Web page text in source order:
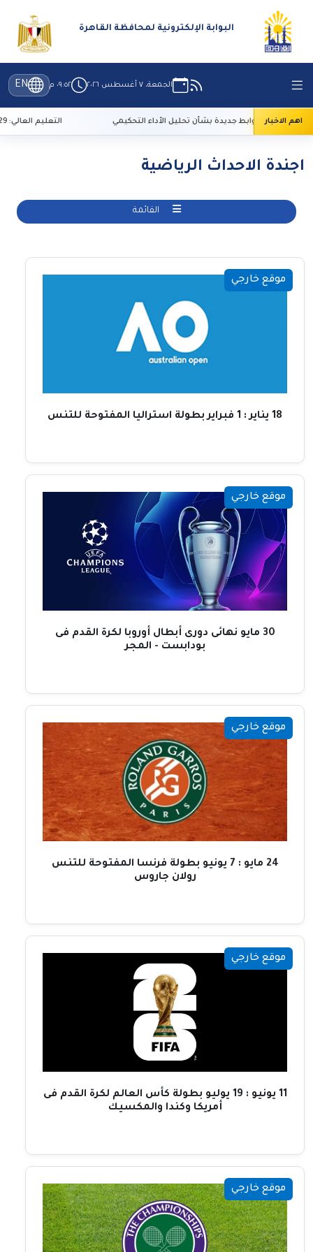
البوابة الإلكترونية لمحافظة القاهرة
الجمعة، ٧ أغسطس ٢٠٢٦ ٠٩:٥٢ م EN
اهم الاخبار
للإعلام: ضوابط جديدة بشأن تحليل الأداء التحكيمي التعليم العالي: 29 ألف طالب سجلوا رغباتهم في تنسيق المرحلة الأولى
اجندة الاحداث الرياضية
القائمة
موقع خارجي
18 يناير : 1 فبراير بطولة استراليا المفتوحة للتنس
موقع خارجي
30 مايو نهائى دورى أبطال أوروبا لكرة القدم فى
بودابست - المجر
موقع خارجي
24 مايو : 7 يونيو بطولة فرنسا المفتوحة للتنس
رولان جاروس
موقع خارجي
11 يونيو : 19 يوليو بطولة كأس العالم لكرة القدم فى
أمريكا وكندا والمكسيك
موقع خارجي